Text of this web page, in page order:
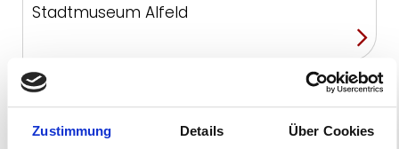
Zustimmung Details Über Cookies
Stadtmuseum Alfeld